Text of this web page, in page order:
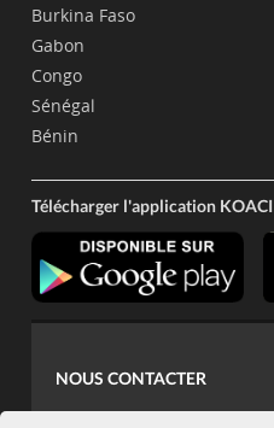
Burkina Faso
Gabon
Congo
Sénégal
Bénin
Télécharger l'application KOACI
NOUS CONTACTER